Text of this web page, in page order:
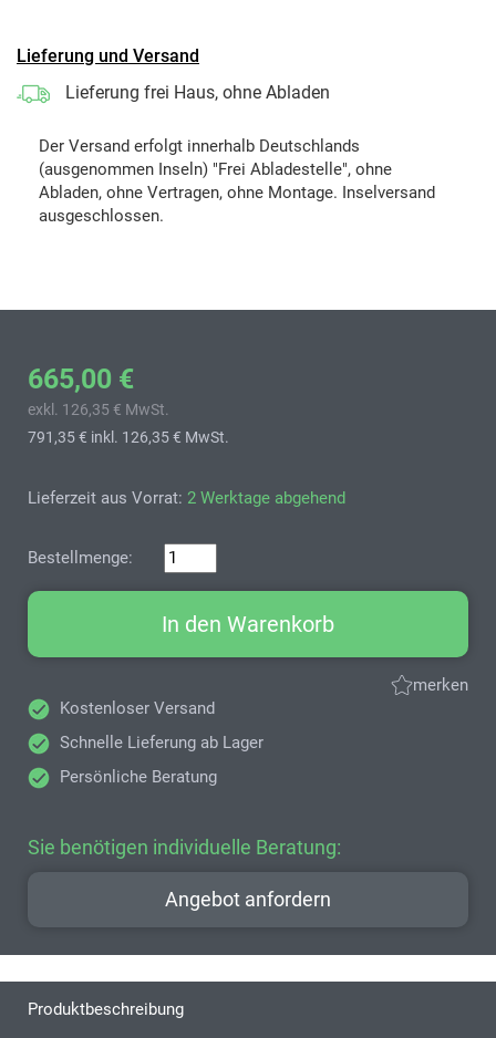
Lieferung und Versand
Lieferung frei Haus, ohne Abladen
Der Versand erfolgt innerhalb Deutschlands
(ausgenommen Inseln) "Frei Abladestelle", ohne
Abladen, ohne Vertragen, ohne Montage. Inselversand
ausgeschlossen.
665,00 €
exkl. 126,35 € MwSt.
791,35 € inkl. 126,35 € MwSt.
Lieferzeit aus Vorrat: 2 Werktage abgehend
Bestellmenge:
In den Warenkorb
merken
Kostenloser Versand
Schnelle Lieferung ab Lager
Persönliche Beratung
Sie benötigen individuelle Beratung:
Angebot anfordern
Produktbeschreibung